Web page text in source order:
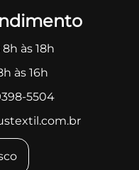
às 18h
às 16h
5504